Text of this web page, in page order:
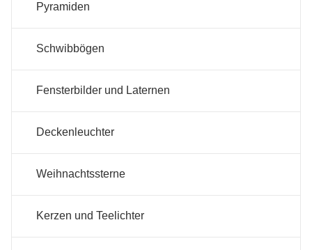
Pyramiden
Schwibbögen
Fensterbilder und Laternen
Deckenleuchter
Weihnachtssterne
Kerzen und Teelichter